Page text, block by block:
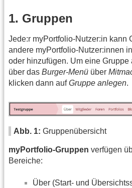
1. Gruppen
Jede:r myPortfolio-Nutzer:in kann
andere myPortfolio-Nutzer:innen
oder hinzufügen. Um eine
über das Burger-Menü über
klicken dann aufGruppe anlegen.
Abb. 1: Gruppenübersicht
myPortfolio-Gruppen verfügen
Bereiche:
Über (Start- und